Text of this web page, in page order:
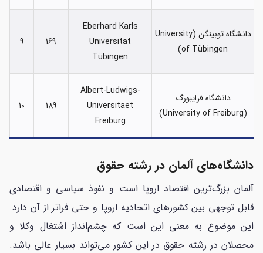
دانشگاه توبینگن (University
of Tübingen)
Eberhard Karls
Universität
Tübingen
169
9
دانشگاه فرایبورگ
(University of Freiburg)
Albert-Ludwigs-
Universitaet
Freiburg
189
10
دانشگاه‌های آلمان در رشته‌ حقوق
آلمان بزرگ‌ترین اقتصاد اروپا است و نفوذ سیاسی و اقتصادی
قابل توجهی بین کشورهای اتحادیه اروپا و حتی فراتر از آن دارد.
این موضوع به معنی این است که چشم‌انداز اشتغال وکلا و
محصلان در رشته حقوق در این کشور می‌تواند بسیار عالی باشد.